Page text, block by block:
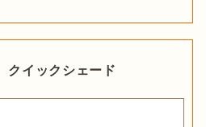
イックシェード